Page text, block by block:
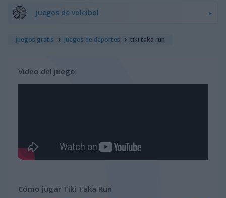
juegos de voleibol
juegos gratis juegos de deportes tiki taka run
Video del juego
Cómo jugar Tiki Taka Run